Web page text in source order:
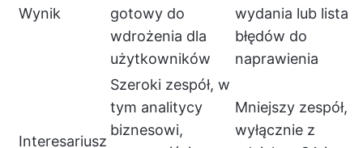
Wynik
gotowy do
wdrożenia dla
użytkowników
wydania lub lista
błędów do
naprawienia
Interesariusz
Szeroki zespół, w
tym analitycy
biznesowi,
Mniejszy zespół,
wyłącznie z